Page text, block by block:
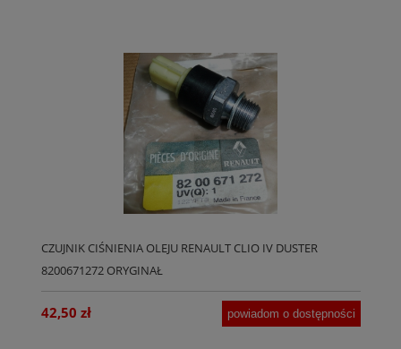
CZUJNIK CIŚNIENIA OLEJU RENAULT CLIO IV DUSTER
8200671272 ORYGINAŁ
42,50 zł powiadom o dostępności